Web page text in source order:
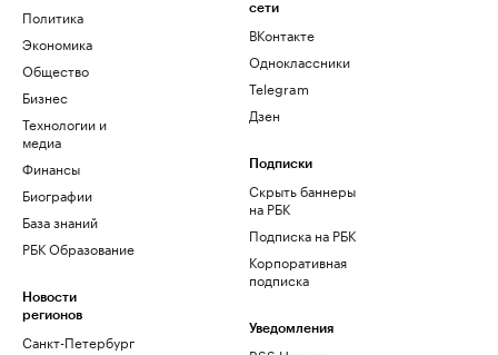
Политика
Экономика
Общество
Бизнес
Технологии и
медиа
Финансы
Биографии
База знаний
РБК Образование
Новости
регионов
Санкт-Петербург
сети
ВКонтакте
Одноклассники
Telegram
Дзен
Подписки
Скрыть баннеры
на РБК
Подписка на РБК
Корпоративная
подписка
Уведомления